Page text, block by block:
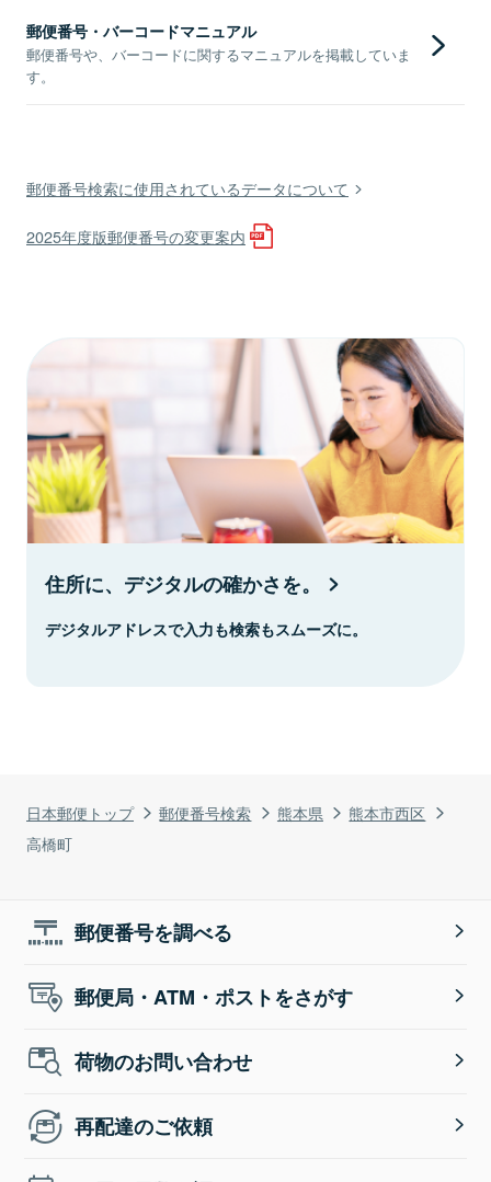
日本郵便トップ 郵便番号検索 熊本県
熊本市西区
高橋町
郵便番号・バーコードマニュアル
郵便番号や、バーコードに関するマニュアルを掲載していま
す。
郵便番号検索に使用されているデータについて
2025年度版郵便番号の変更案内
住所に、デジタルの確かさを。
デジタルアドレスで入力も検索もスムーズに。
郵便番号を調べる
郵便局・ATM・ポストをさがす
荷物のお問い合わせ
再配達のご依頼